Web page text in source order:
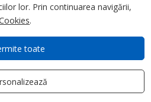
Y USB 3m
lor. Prin continuarea navigării,
.
toate